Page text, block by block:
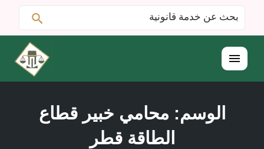
البحث
عن:
القائمة
الوسم: محامي خبير قطاع
الطاقة قطر